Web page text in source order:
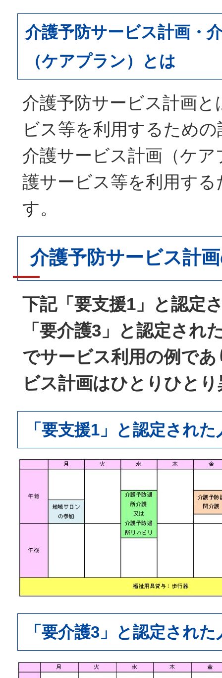
介護予防サービス計画・
（ケアプラン）とは
介護予防サービス計画と
ビス等を利用するため
介護サービス計画（ケ
護サービス等を利用す
す。
介護予防サービス計
下記「要支援1」と認定
「要介護3」と認定され
でサービス利用の例で
ビス計画はひとりひと
「要支援1」と認定され
「要介護3」と認定され